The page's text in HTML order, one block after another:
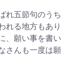
れ五節句のうち
れる地方もあり
、願い事を書い
さんも一度は願